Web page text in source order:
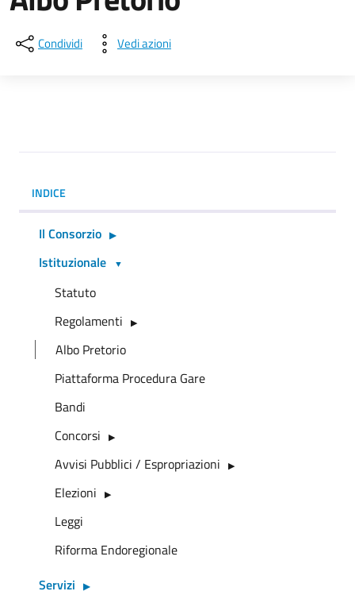
Condividi Vedi azioni
INDICE
Il Consorzio
Istituzionale
Statuto
Regolamenti
Albo Pretorio
Piattaforma Procedura Gare
Bandi
Concorsi
Avvisi Pubblici / Espropriazioni
Elezioni
Leggi
Riforma Endoregionale
Servizi